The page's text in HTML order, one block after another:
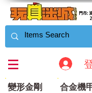
變形金剛 合金機